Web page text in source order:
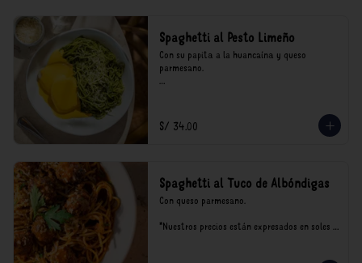
Spaghetti al Pesto Limeño
Con su papita a la huancaína y queso
parmesano.
consumo.
S/ 34.00
Spaghetti al Tuco de Albóndigas
Con queso parmesano.
*Nuestros precios están expresados en soles e